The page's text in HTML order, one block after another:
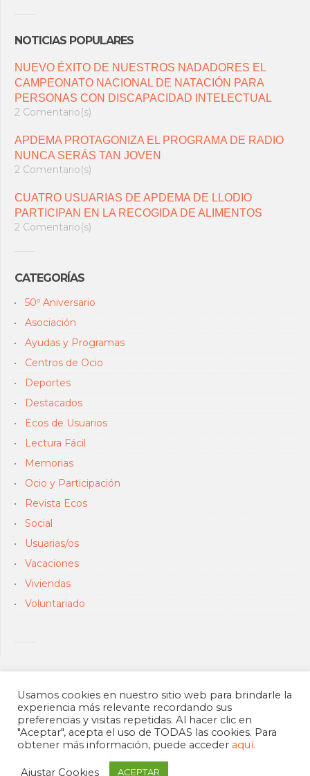
NOTICIAS POPULARES
NUEVO ÉXITO DE NUESTROS NADADORES EL
CAMPEONATO NACIONAL DE NATACIÓN PARA
PERSONAS CON DISCAPACIDAD INTELECTUAL
2 Comentario(s)
APDEMA PROTAGONIZA EL PROGRAMA DE RADIO
NUNCA SERÁS TAN JOVEN
2 Comentario(s)
CUATRO USUARIAS DE APDEMA DE LLODIO
PARTICIPAN EN LA RECOGIDA DE ALIMENTOS
2 Comentario(s)
CATEGORÍAS
50º Aniversario
Asociación
Ayudas y Programas
Centros de Ocio
Deportes
Destacados
Ecos de Usuarios
Lectura Fácil
Memorias
Ocio y Participación
Revista Ecos
Social
Usuarias/os
Vacaciones
Viviendas
Voluntariado
Usamos cookies en nuestro sitio web para brindarle la
experiencia más relevante recordando sus
preferencias y visitas repetidas. Al hacer clic en
"Aceptar", acepta el uso de TODAS las cookies. Para
obtener más información, puede acceder aquí.
Ajustar Cookies ACEPTAR